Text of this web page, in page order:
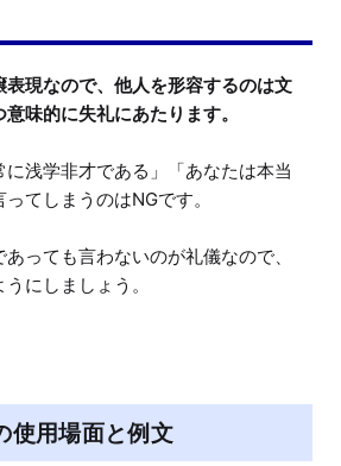
表現なので、他人を形容するのは文
味的に失礼にあたります。
浅学非才である」「あなたは本当
てしまうのはNGです。
っても言わないのが礼儀なので、
にしましょう。
使用場面と例文